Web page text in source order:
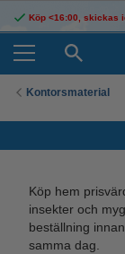
Köp <16:00, skickas
Kontorsmaterial
Köp hem
insekter och
beställning
samma dag.